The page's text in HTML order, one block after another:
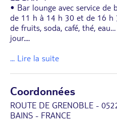
• Bar lounge avec service de
de 11 h à 14 h 30 et de 16 h
de fruits, soda, café, thé,
jour....
... Lire la suite
Coordonnées
ROUTE DE GRENOBLE -
BAINS - FRANCE